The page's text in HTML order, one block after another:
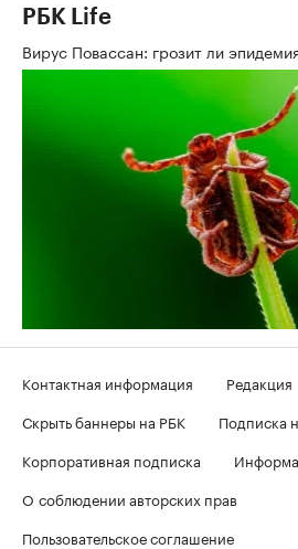
РБК Life
Вирус Повассан: грозит ли
Контактная информация
Редакция
Скрыть баннеры на РБК
Подписка
Корпоративная подписка
О соблюдении авторских прав
Пользовательское соглашение